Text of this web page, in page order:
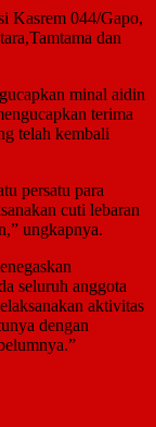
Kasrem 044/Gapo,
dan
minal aidin
terima
telah kembali
persatu para
cuti lebaran
ungkapnya.
seluruh anggota
aktivitas
dengan